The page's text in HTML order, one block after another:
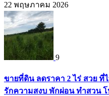
22 พฤษภาคม 2026
9
ขายที่ดิน ลดราคา 2 ไร่ สวย
รักความสงบ พักผ่อน ทำสวน โ